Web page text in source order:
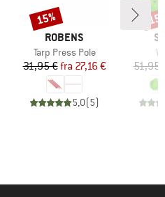
MÆRKE
ROBENS
Artikel
Tarp Press Pole
Pris
31,95 € Nedsat pris
fra 27,16 €
5,0(5)
Rabat
15%
51,95